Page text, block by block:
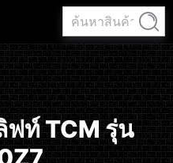
ค้นหา: ค้นหา
ท์ TCM รุ่น